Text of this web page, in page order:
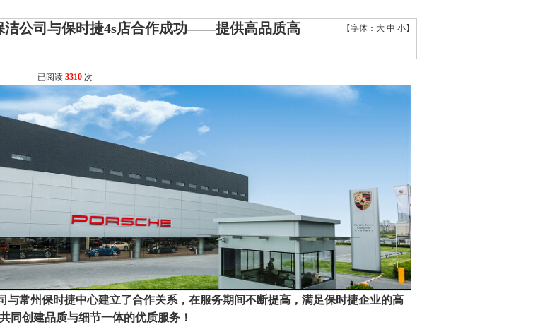
洁公司与保时捷4s店合作成功——提供高品质高
【字体： 大 中 小】
已阅读 3310次
与常州保时捷中心建立了合作关系，在服务期间不断提高，满足保时捷企业的高
同创建品质与细节一体的优质服务！